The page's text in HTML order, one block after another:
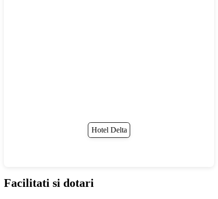
Hotel Delta
Facilitati si dotari